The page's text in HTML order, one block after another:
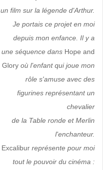
un film sur la légende d'Arthur.
Je portais ce projet en moi
depuis mon enfance. Il y a
une séquence dans Hope and
Glory où l'enfant qui joue mon
rôle s'amuse avec des
figurines représentant un
chevalier
de la Table ronde et Merlin
l'enchanteur.
Excalibur représente pour moi
tout le pouvoir du cinéma :